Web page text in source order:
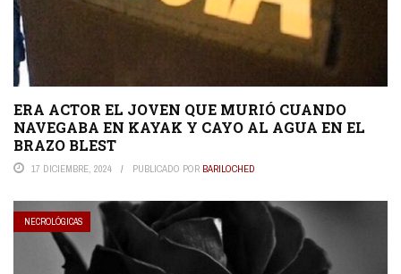
ERA ACTOR EL JOVEN QUE MURIÓ CUANDO
NAVEGABA EN KAYAK Y CAYO AL AGUA EN EL
BRAZO BLEST
17 DICIEMBRE, 2024 PUBLICADO POR BARILOCHED
NECROLÓGICAS